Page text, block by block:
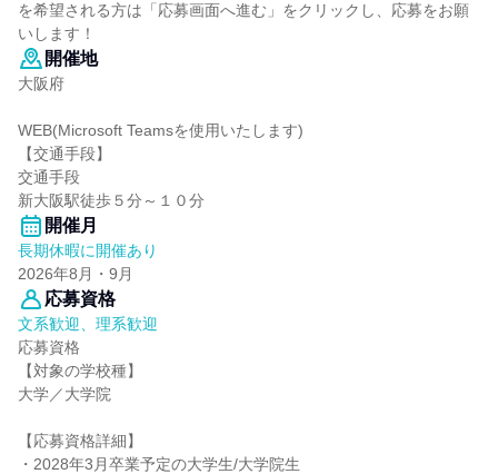
を希望される方は「応募画面へ進む」をクリックし、応募をお願
いします！
開催地
大阪府
WEB(Microsoft Teamsを使用いたします)
【交通手段】
交通手段
新大阪駅徒歩５分～１０分
開催月
長期休暇に開催あり
2026年8月・9月
応募資格
文系歓迎、理系歓迎
応募資格
【対象の学校種】
大学／大学院
【応募資格詳細】
・2028年3月卒業予定の大学生/大学院生